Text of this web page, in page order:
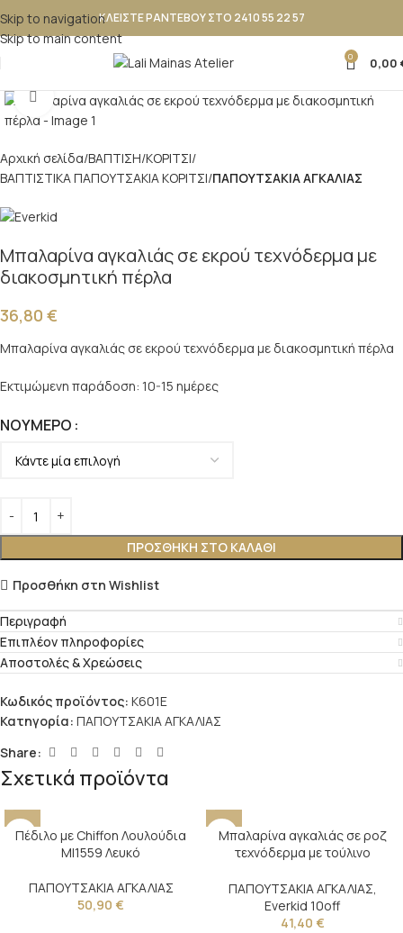
Skip to navigation
Skip to main content
ΚΛΕΙΣΤΕ ΡΑΝΤΕΒΟΥ ΣΤΟ 2410 55 22 57
0 0,00
Κλικ για μεγέθυνση
Αρχική σελίδα ΒΑΠΤΙΣΗ ΚΟΡΙΤΣΙ
ΒΑΠΤΙΣΤΙΚΑ ΠΑΠΟΥΤΣΑΚΙΑ ΚΟΡΙΤΣΙ ΠΑΠΟΥΤΣΑΚΙΑ ΑΓΚΑΛΙΑΣ
Μπαλαρίνα αγκαλιάς σε εκρού τεχνόδερμα με
διακοσμητική πέρλα
36,80 €
Μπαλαρίνα αγκαλιάς σε εκρού τεχνόδερμα με διακοσμητική πέρλα
Εκτιμώμενη παράδοση: 10-15 ημέρες
ΝΟΎΜΕΡΟ
ΠΡΟΣΘΉΚΗ ΣΤΟ ΚΑΛΆΘΙ
Προσθήκη στη Wishlist
Περιγραφή
Επιπλέον πληροφορίες
Αποστολές & Χρεώσεις
Κωδικός προϊόντος: K601E
Κατηγορία: ΠΑΠΟΥΤΣΑΚΙΑ ΑΓΚΑΛΙΑΣ
Share:
Σχετικά προϊόντα
Πέδιλο με Chiffon Λουλούδια
MI1559 Λευκό
ΠΑΠΟΥΤΣΑΚΙΑ ΑΓΚΑΛΙΑΣ
50,90 €
Μπαλαρίνα αγκαλιάς σε ροζ
τεχνόδερμα με τούλινο
ΠΑΠΟΥΤΣΑΚΙΑ ΑΓΚΑΛΙΑΣ,
Everkid 10off
41,40 €